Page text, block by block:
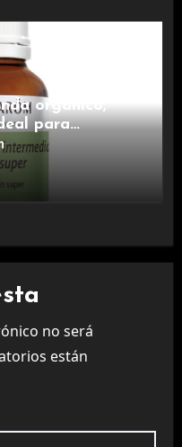
orgánico,
para
no será
están